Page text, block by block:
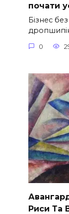
почати
Бізнес
0
Риси Та